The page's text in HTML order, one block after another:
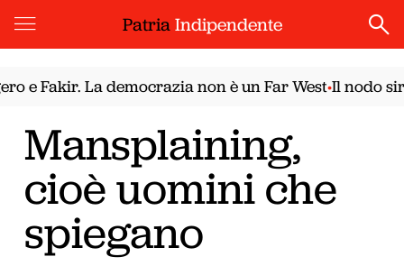
PatriaIndipendente
Fakir. La democrazia non è un Far West•Il nodo
Mansplaining,
cioè uomini che
spiegano